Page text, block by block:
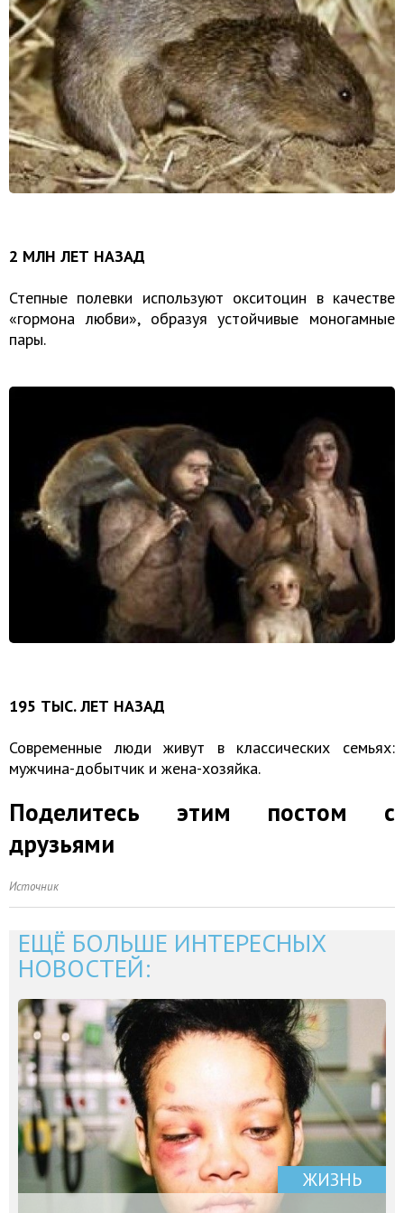
2 МЛН ЛЕТ НАЗАД
Степные полевки используют окситоцин в качестве
«гормона любви», образуя устойчивые моногамные
пары.
195 ТЫС. ЛЕТ НАЗАД
Современные люди живут в классических семьях:
мужчина-добытчик и жена-хозяйка.
Поделитесь этим постом с
друзьями
Источник
ЕЩЁ БОЛЬШЕ ИНТЕРЕСНЫХ
НОВОСТЕЙ:
ЖИЗНЬ